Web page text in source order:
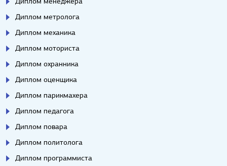
Диплом метролога
Диплом механика
Диплом моториста
Диплом охранника
Диплом оценщика
Диплом парикмахера
Диплом педагога
Диплом повара
Диплом политолога
Диплом программиста